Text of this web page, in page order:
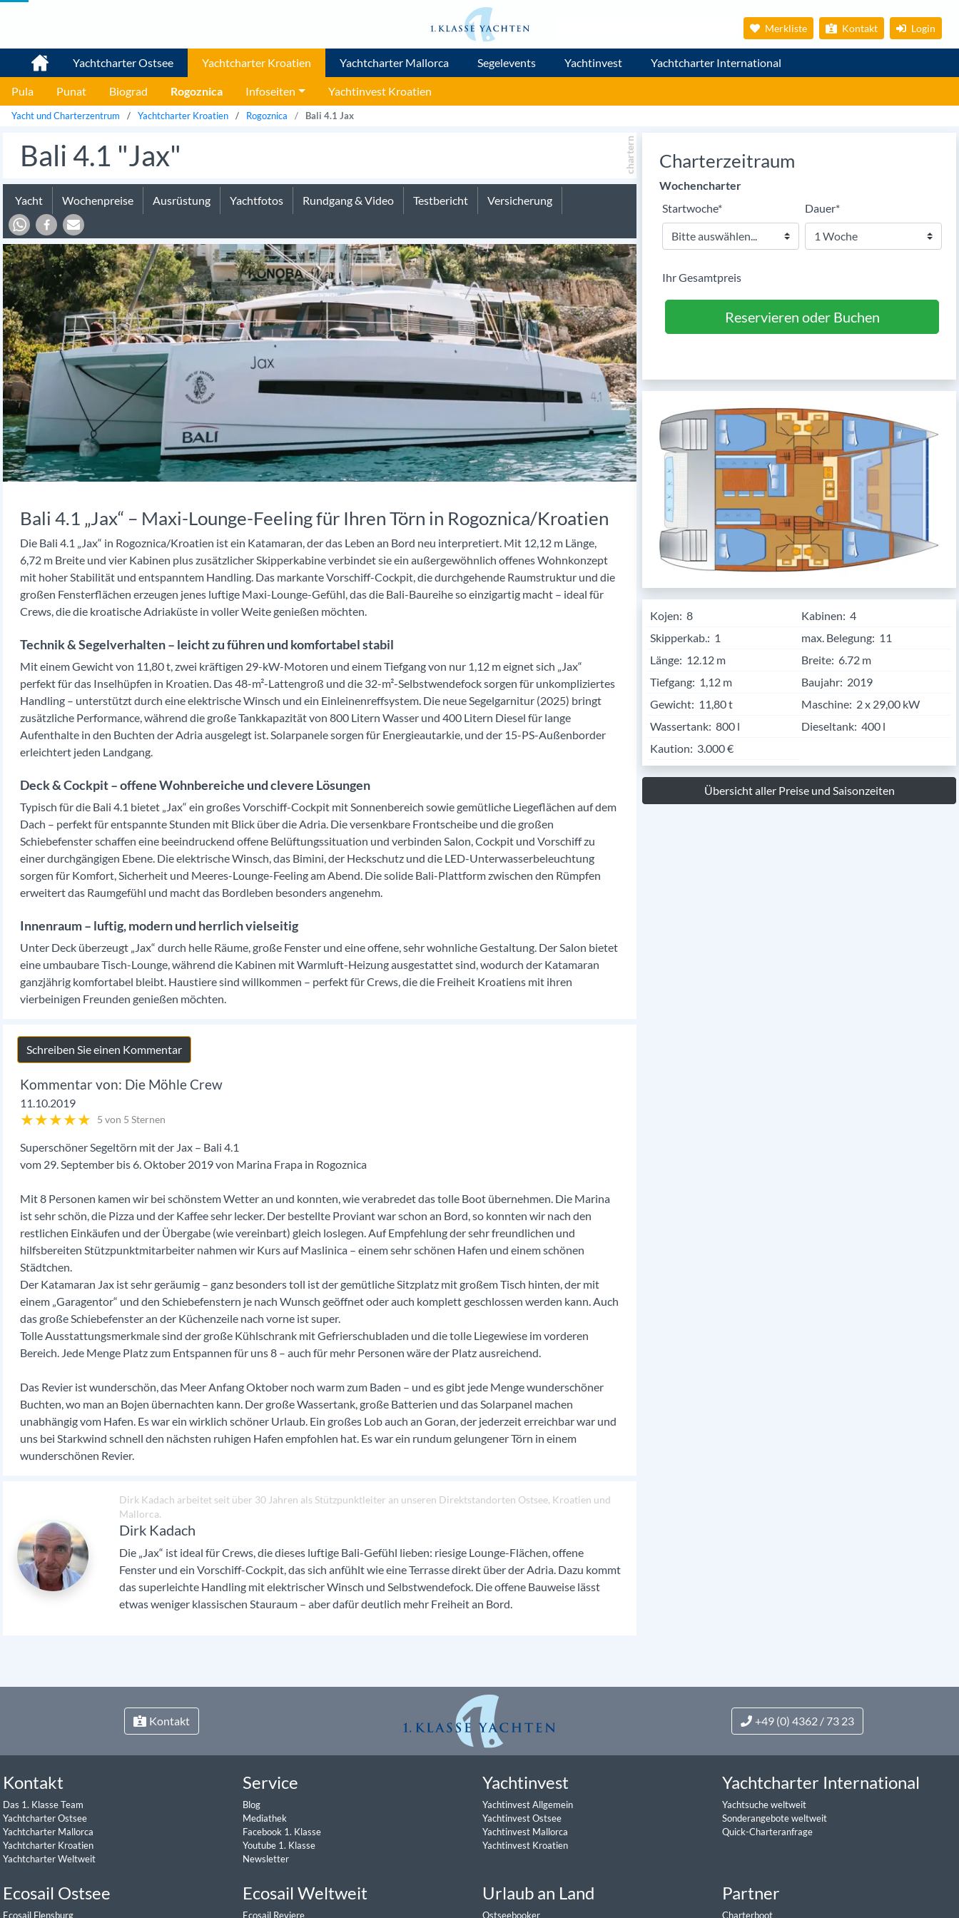
Merkliste Kontakt Login
Yachtcharter Ostsee Yachtcharter Kroatien Yachtcharter Mallorca Segelevents Yachtinvest Yachtcharter International
Pula Punat Biograd Rogoznica Infoseiten Yachtinvest Kroatien
Yacht und Charterzentrum Yachtcharter Kroatien Rogoznica Bali 4.1 Jax
Bali 4.1 "Jax" chartern
Yacht Wochenpreise Ausrüstung Yachtfotos Rundgang & Video Testbericht Versicherung
Bali 4.1 „Jax“ – Maxi-Lounge-Feeling für Ihren Törn in Rogoznica/Kroatien
Die Bali 4.1 „Jax“ in Rogoznica/Kroatien ist ein Katamaran, der das Leben an Bord neu interpretiert. Mit 12,12 m Länge,
6,72 m Breite und vier Kabinen plus zusätzlicher Skipperkabine verbindet sie ein außergewöhnlich offenes Wohnkonzept
mit hoher Stabilität und entspanntem Handling. Das markante Vorschiff-Cockpit, die durchgehende Raumstruktur und die
großen Fensterflächen erzeugen jenes luftige Maxi-Lounge-Gefühl, das die Bali-Baureihe so einzigartig macht – ideal für
Crews, die die kroatische Adriaküste in voller Weite genießen möchten.
Technik & Segelverhalten – leicht zu führen und komfortabel stabil
Mit einem Gewicht von 11,80 t, zwei kräftigen 29-kW-Motoren und einem Tiefgang von nur 1,12 m eignet sich „Jax“
perfekt für das Inselhüpfen in Kroatien. Das 48-m²-Lattengroß und die 32-m²-Selbstwendefock sorgen für unkompliziertes
Handling – unterstützt durch eine elektrische Winsch und ein Einleinenreffsystem. Die neue Segelgarnitur (2025) bringt
zusätzliche Performance, während die große Tankkapazität von 800 Litern Wasser und 400 Litern Diesel für lange
Aufenthalte in den Buchten der Adria ausgelegt ist. Solarpanele sorgen für Energieautarkie, und der 15-PS-Außenborder
erleichtert jeden Landgang.
Deck & Cockpit – offene Wohnbereiche und clevere Lösungen
Typisch für die Bali 4.1 bietet „Jax“ ein großes Vorschiff-Cockpit mit Sonnenbereich sowie gemütliche Liegeflächen auf dem
Dach – perfekt für entspannte Stunden mit Blick über die Adria. Die versenkbare Frontscheibe und die großen
Schiebefenster schaffen eine beeindruckend offene Belüftungssituation und verbinden Salon, Cockpit und Vorschiff zu
einer durchgängigen Ebene. Die elektrische Winsch, das Bimini, der Heckschutz und die LED-Unterwasserbeleuchtung
sorgen für Komfort, Sicherheit und Meeres-Lounge-Feeling am Abend. Die solide Bali-Plattform zwischen den Rümpfen
erweitert das Raumgefühl und macht das Bordleben besonders angenehm.
Innenraum – luftig, modern und herrlich vielseitig
Unter Deck überzeugt „Jax“ durch helle Räume, große Fenster und eine offene, sehr wohnliche Gestaltung. Der Salon bietet
eine umbaubare Tisch-Lounge, während die Kabinen mit Warmluft-Heizung ausgestattet sind, wodurch der Katamaran
ganzjährig komfortabel bleibt. Haustiere sind willkommen – perfekt für Crews, die die Freiheit Kroatiens mit ihren
vierbeinigen Freunden genießen möchten.
Schreiben Sie einen Kommentar
Die Möhle Crew
11.10.2019
★★★★★ 5 von 5 Sternen
Superschöner Segeltörn mit der Jax – Bali 4.1
vom 29. September bis 6. Oktober 2019 von Marina Frapa in Rogoznica
Mit 8 Personen kamen wir bei schönstem Wetter an und konnten, wie verabredet das tolle Boot übernehmen. Die Marina
ist sehr schön, die Pizza und der Kaffee sehr lecker. Der bestellte Proviant war schon an Bord, so konnten wir nach den
restlichen Einkäufen und der Übergabe (wie vereinbart) gleich loslegen. Auf Empfehlung der sehr freundlichen und
hilfsbereiten Stützpunktmitarbeiter nahmen wir Kurs auf Maslinica – einem sehr schönen Hafen und einem schönen
Städtchen.
Der Katamaran Jax ist sehr geräumig – ganz besonders toll ist der gemütliche Sitzplatz mit großem Tisch hinten, der mit
einem „Garagentor“ und den Schiebefenstern je nach Wunsch geöffnet oder auch komplett geschlossen werden kann. Auch
das große Schiebefenster an der Küchenzeile nach vorne ist super.
Tolle Ausstattungsmerkmale sind der große Kühlschrank mit Gefrierschubladen und die tolle Liegewiese im vorderen
Bereich. Jede Menge Platz zum Entspannen für uns 8 – auch für mehr Personen wäre der Platz ausreichend.
Das Revier ist wunderschön, das Meer Anfang Oktober noch warm zum Baden – und es gibt jede Menge wunderschöner
Buchten, wo man an Bojen übernachten kann. Der große Wassertank, große Batterien und das Solarpanel machen
unabhängig vom Hafen. Es war ein wirklich schöner Urlaub. Ein großes Lob auch an Goran, der jederzeit erreichbar war und
uns bei Starkwind schnell den nächsten ruhigen Hafen empfohlen hat. Es war ein rundum gelungener Törn in einem
wunderschönen Revier.
Dirk Kadach arbeitet seit über 30 Jahren als Stützpunktleiter an unseren Direktstandorten Ostsee, Kroatien und
Mallorca.
Dirk Kadach
Die „Jax“ ist ideal für Crews, die dieses luftige Bali-Gefühl lieben: riesige Lounge-Flächen, offene
Fenster und ein Vorschiff-Cockpit, das sich anfühlt wie eine Terrasse direkt über der Adria. Dazu kommt
das superleichte Handling mit elektrischer Winsch und Selbstwendefock. Die offene Bauweise lässt
etwas weniger klassischen Stauraum – aber dafür deutlich mehr Freiheit an Bord.
Charterzeitraum
Wochencharter
Pflichtfeld
Startwoche* Pflichtfeld
Dauer*
Ihr Gesamtpreis
Reservieren oder Buchen
Kojen: 8 Kabinen: 4
Skipperkab.: 1 max. Belegung: 11
Länge: 12.12 Breite: 6.72
Tiefgang: 1,12 m Baujahr: 2019
Gewicht: 11,80 t Maschine: 2 x 29,00 kW
Wassertank: 800 l Dieseltank: 400 l
Kaution: 3.000 €
Übersicht aller Preise und Saisonzeiten
Kontakt +49 (0) 4362 / 73 23
Kontakt
Das 1. Klasse Team
Yachtcharter Ostsee
Yachtcharter Mallorca
Yachtcharter Kroatien
Yachtcharter Weltweit
Service
Blog
Mediathek
Facebook 1. Klasse
Youtube 1. Klasse
Newsletter
Yachtinvest
Yachtinvest Allgemein
Yachtinvest Ostsee
Yachtinvest Mallorca
Yachtinvest Kroatien
Yachtcharter International
Yachtsuche weltweit
Sonderangebote weltweit
Quick-Charteranfrage
Ecosail Ostsee
Ecosail Flensburg
Ecosail Weltweit
Ecosail Reviere
Urlaub an Land
Ostseebooker
Partner
Charterboot